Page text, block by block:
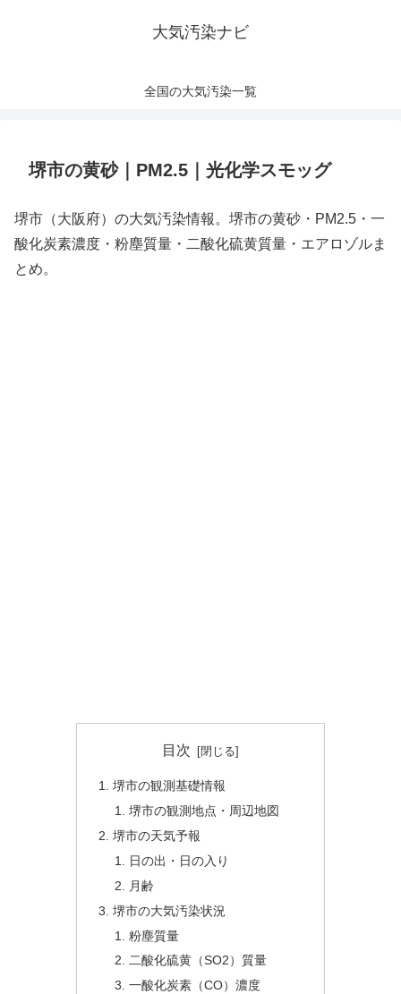
大気汚染ナビ
全国の大気汚染一覧
堺市の黄砂｜PM2.5｜光化学スモッグ
堺市（大阪府）の大気汚染情報。堺市の黄砂・PM2.5・一
酸化炭素濃度・粉塵質量・二酸化硫黄質量・エアロゾルま
とめ。
目次
堺市の観測基礎情報
堺市の観測地点・周辺地図
堺市の天気予報
日の出・日の入り
月齢
堺市の大気汚染状況
粉塵質量
二酸化硫黄（SO2）質量
一酸化炭素（CO）濃度